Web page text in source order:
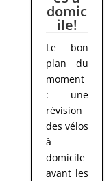
domic
ile!
Le bon
plan du
moment
: une
révision
des vélos
à
domicile
avant les